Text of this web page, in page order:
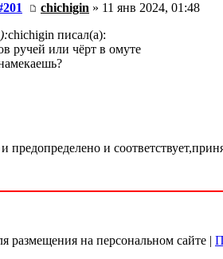
chichigin » 11 янв 2024, 01:48
chichigin писал(а):
ручей или чёрт в омуте
предопределено и
размещения на персональном сайте |